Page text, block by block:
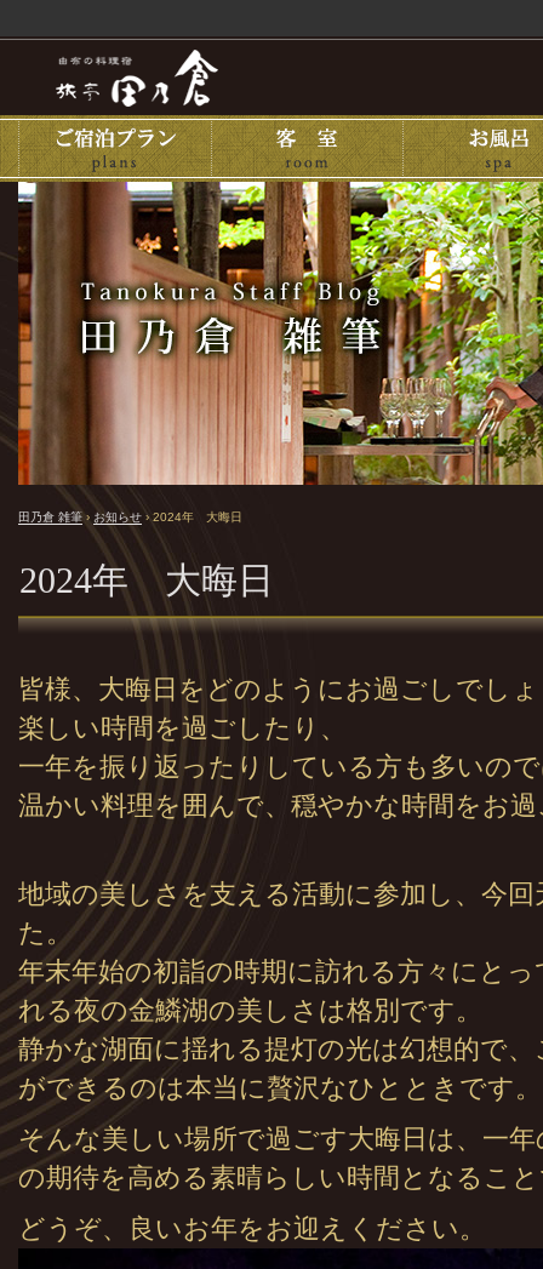
田乃倉 雑筆 › お知らせ › 2024年 大晦日
2024年 大晦日
皆様、大晦日をどのようにお過ごしでし
楽しい時間を過ごしたり、
一年を振り返ったりしている方も多いの
温かい料理を囲んで、穏やかな時間をお
地域の美しさを支える活動に参加し、今
た。
年末年始の初詣の時期に訪れる方々にと
れる夜の金鱗湖の美しさは格別です。
静かな湖面に揺れる提灯の光は幻想的で
ができるのは本当に贅沢なひとときです。
そんな美しい場所で過ごす大晦日は、一
の期待を高める素晴らしい時間となるこ
どうぞ、良いお年をお迎えください。